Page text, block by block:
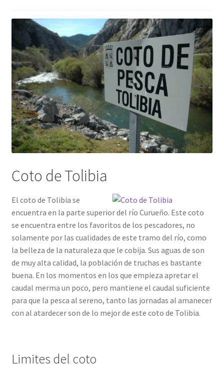
Coto de Tolibia
El coto de Tolibia se
encuentra en la parte superior del río Curueño. Este coto
se encuentra entre los favoritos de los pescadores, no
solamente por las cualidades de este tramo del río, como
la belleza de la naturaleza que le cobija. Sus aguas de son
de muy alta calidad, la población de truchas es bastante
buena. En los momentos en los que empieza apretar el
caudal merma un poco, pero mantiene el caudal suficiente
para que la pesca al sereno, tanto las jornadas al amanecer
con al atardecer son de lo mejor de este coto de Tolibia.
Limites del coto